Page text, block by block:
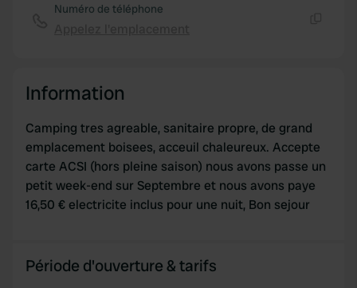
may combine it with other information that you’ve
Numéro de téléphone
Information
Camping tres agreable, sanitaire propre, de grand
emplacement boisees, acceuil chaleureux. Accepte
carte ACSI (hors pleine saison) nous avons passe un
petit week-end sur Septembre et nous avons paye
16,50 € electricite inclus pour une nuit, Bon sejour
Période d'ouverture & tarifs